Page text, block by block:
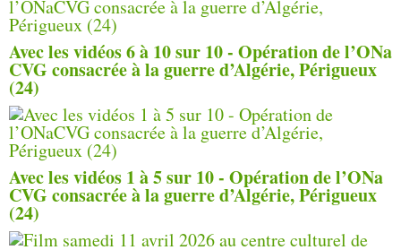
Avec les vidéos 6 à 10 sur 10 - Opération de l’ONa
CVG consacrée à la guerre d’Algérie, Périgueux
(24)
Avec les vidéos 1 à 5 sur 10 - Opération de l’ONa
CVG consacrée à la guerre d’Algérie, Périgueux
(24)